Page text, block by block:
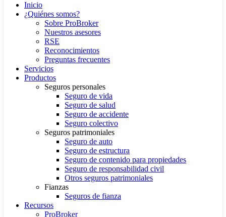
Inicio
¿Quiénes somos?
Sobre ProBroker
Nuestros asesores
RSE
Reconocimientos
Preguntas frecuentes
Servicios
Productos
Seguros personales
Seguro de vida
Seguro de salud
Seguro de accidente
Seguro colectivo
Seguros patrimoniales
Seguro de auto
Seguro de estructura
Seguro de contenido para propiedades
Seguro de responsabilidad civil
Otros seguros patrimoniales
Fianzas
Seguros de fianza
Recursos
ProBroker